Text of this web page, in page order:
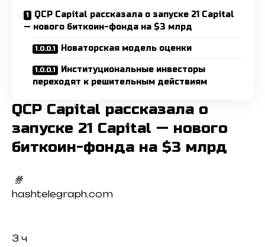
QCP Capital рассказала о запуске 21 Capital
— нового биткоин-фонда на $3 млрд
Новаторская модель оценки
Институциональные инвесторы
переходят к решительным действиям
QCP Capital рассказала о
запуске 21 Capital — нового
биткоин-фонда на $3 млрд
hashtelegraph.com
3 ч